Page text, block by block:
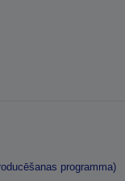
programma)